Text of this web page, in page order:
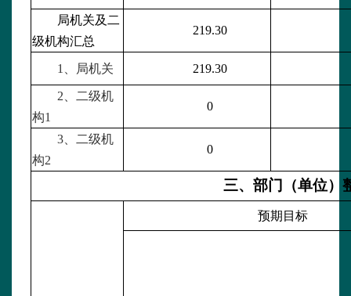
局机关及二
级机构汇总
219.30
1、局机关 219.30
2、二级机
构1
0
3、二级机
构2
0
三、部门（单位）
预期目标